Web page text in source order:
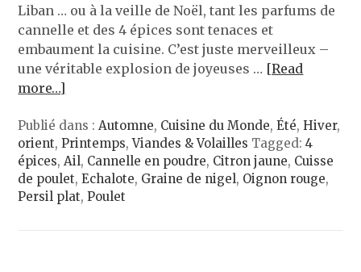
Liban … ou à la veille de Noël, tant les parfums de
cannelle et des 4 épices sont tenaces et
embaument la cuisine. C’est juste merveilleux –
une véritable explosion de joyeuses … [Read
more…]
Publié dans :Automne, Cuisine du Monde,Été,Hiver,
orient,Printemps,Viandes & Volailles Tagged:4
épices,Ail, Cannelle en poudre, Citron jaune, Cuisse
de poulet,Echalote, Graine de nigel, Oignon rouge,
Persil plat,Poulet